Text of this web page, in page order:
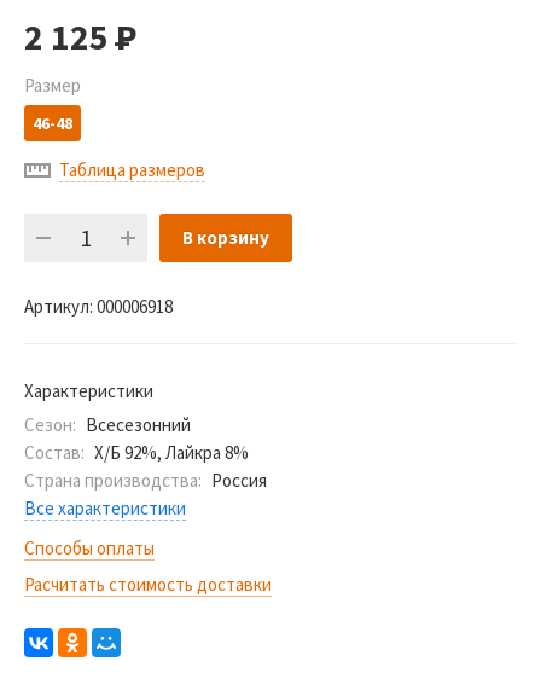
2 125Р
Размер
46-48
Таблица размеров
В корзину
Артикул: 000006918
Характеристики
Сезон: Всесезонний
Состав: Х/Б 92%, Лайкра 8%
Страна производства: Россия
Все характеристики
Способы оплаты
Расчитать стоимость доставки